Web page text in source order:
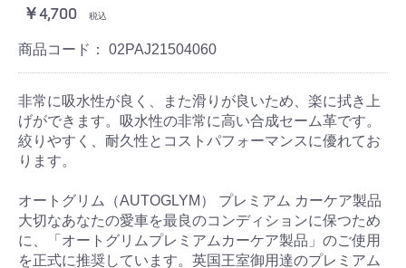
￥4,700 税込
商品コード： 02PAJ21504060
非常に吸水性が良く、また滑りが良いため、楽に拭き上
げができます。吸水性の非常に高い合成セーム革です。
絞りやすく、耐久性とコストパフォーマンスに優れてお
ります。
オートグリム（AUTOGLYM） プレミアム カーケア製品
大切なあなたの愛車を最良のコンディションに保つため
に、「オートグリムプレミアムカーケア製品」のご使用
を正式に推奨しています。英国王室御用達のプレミアム